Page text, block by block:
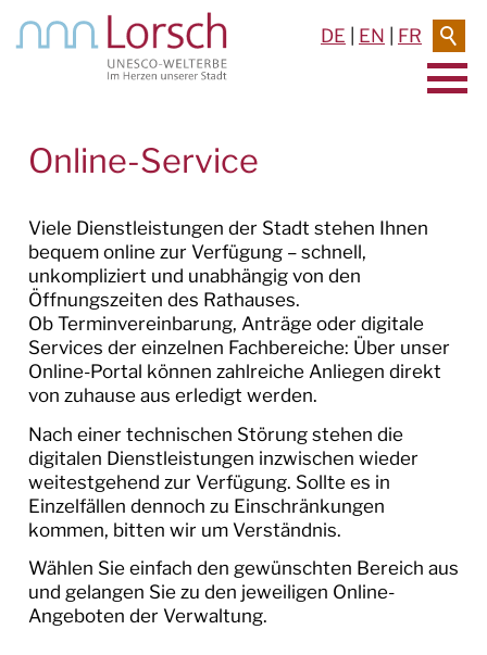
DE EN FR
RATHAUS
POLITIK
SERVICE
Dienstleistungen A-Z
Formulare und Anträge
Online-Service
Satzungen/Verordnungen
Schäden melden
Online-Service
Viele Dienstleistungen der Stadt stehen Ihnen
bequem online zur Verfügung – schnell,
unkompliziert und unabhängig von den
Öffnungszeiten des Rathauses.
Ob Terminvereinbarung, Anträge oder digitale
Services der einzelnen Fachbereiche: Über unser
Online-Portal können zahlreiche Anliegen direkt
von zuhause aus erledigt werden.
Nach einer technischen Störung stehen die
digitalen Dienstleistungen inzwischen wieder
weitestgehend zur Verfügung. Sollte es in
Einzelfällen dennoch zu Einschränkungen
kommen, bitten wir um Verständnis.
Wählen Sie einfach den gewünschten Bereich aus
und gelangen Sie zu den jeweiligen Online-
Angeboten der Verwaltung.